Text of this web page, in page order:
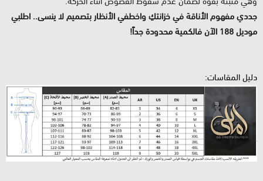
جددي مفهوم الأناقة في خزانتكِ واخطفي الأنظار بتصميم لا ينسى.. اطلبي
موديل 188 الآن فالكمية محدودة جداً!
دليل المقاسات: